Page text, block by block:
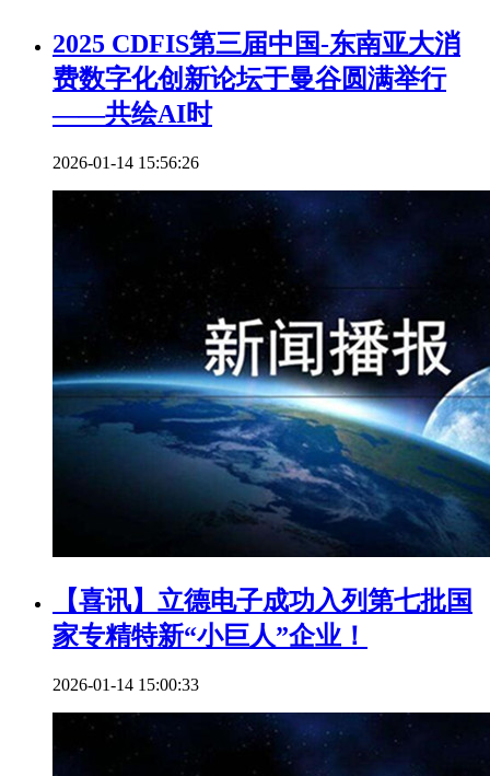
2025 CDFIS第三届中国-东南亚大消
费数字化创新论坛于曼谷圆满举行
——共绘AI时
2026-01-14 15:56:26
【喜讯】立德电子成功入列第七批国
家专精特新“小巨人”企业！
2026-01-14 15:00:33